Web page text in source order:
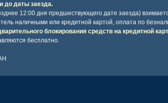
до даты заезда.
12:00 дня предшествующего дате заезда)
наличными или кредитной картой, оплата по
блокирования средств на кредитной
бесплатно.